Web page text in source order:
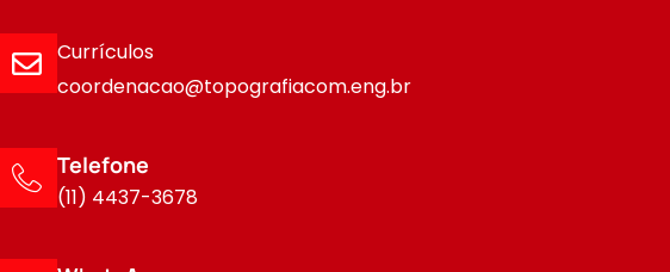
Currículos
coordenacao@topografiacom.eng.br
Telefone
(11) 4437-3678